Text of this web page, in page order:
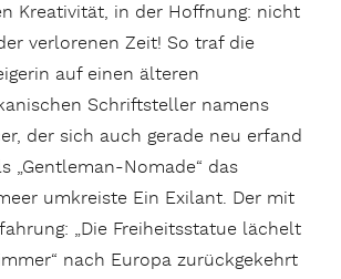
Kreativität, in der Hoffnung: nicht
verlorenen Zeit! So traf die
auf einen älteren
Schriftsteller namens
der sich auch gerade neu erfand
„Gentleman-Nomade“ das
umkreiste Ein Exilant. Der mit
„Die Freiheitsstatue lächelt
nach Europa zurückgekehrt